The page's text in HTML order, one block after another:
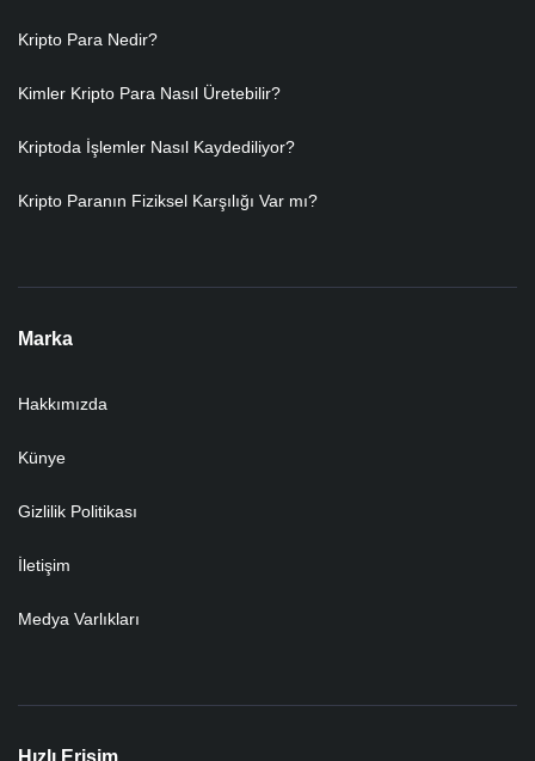
Kripto Para Nedir?
Kimler Kripto Para Nasıl Üretebilir?
Kriptoda İşlemler Nasıl Kaydediliyor?
Kripto Paranın Fiziksel Karşılığı Var mı?
Marka
Hakkımızda
Künye
Gizlilik Politikası
İletişim
Medya Varlıkları